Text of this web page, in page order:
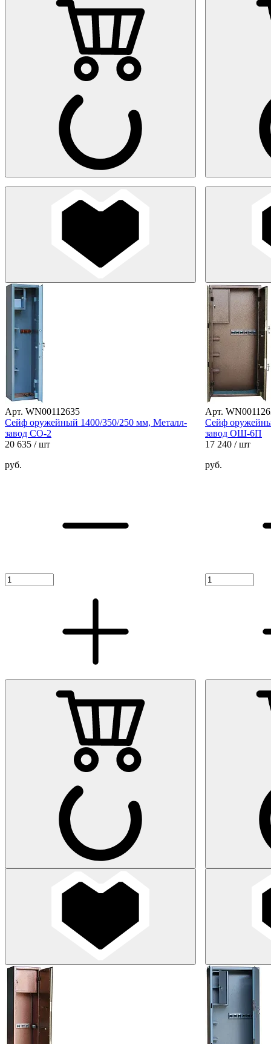
Арт. WN00112635
Сейф оружейный 1400/350/250 мм, Металл-
завод СО-2
20 635 / шт
руб.
Арт.
Сейф
завод ОШ-6П
17 240 / шт
руб.